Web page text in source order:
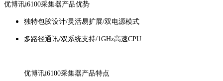
优博讯i6100采集器产品优势
独特包胶设计/灵活易扩展/双电源模式
多路径通讯/双系统支持/1GHz高速CPU
优博讯i6100采集器产品特点